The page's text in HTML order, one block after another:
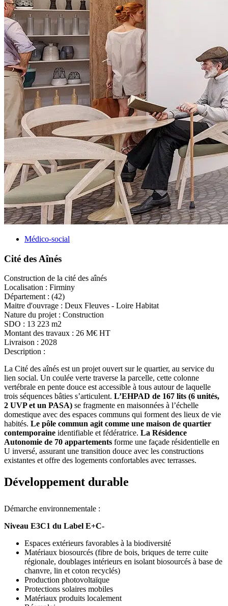
Médico-social
Cité des Aînés
Construction de la cité des aînés
Localisation : Firminy
Département : (42)
Maitre d'ouvrage : Deux Fleuves - Loire Habitat
Nature du projet : Construction
SDO : 13 223 m2
Montant des travaux : 26 M€ HT
Livraison : 2028
Description :
La Cité des aînés est un projet ouvert sur le quartier, au service du
lien social. Un coulée verte traverse la parcelle, cette colonne
vertébrale en pente douce est accessible à tous autour de laquelle
trois séquences bâties s’articulent. L’EHPAD de 167 lits (6 unités,
2 UVP et un PASA) se fragmente en maisonnées à l’échelle
domestique avec des espaces communs qui forment des lieux de vie
habités. Le pôle commun agit comme une maison de quartier
contemporaine identifiable et fédératrice. La Résidence
Autonomie de 70 appartements forme une façade résidentielle en
U inversé, assurant une transition douce avec les constructions
existantes et offre des logements confortables avec terrasses.
Développement durable
Démarche environnementale :
Niveau E3C1 du Label E+C-
Espaces extérieurs favorables à la biodiversité
Matériaux biosourcés (fibre de bois, briques de terre cuite
régionale, doublages intérieurs en isolant biosourcés à base de
chanvre, lin et coton recyclés)
Production photovoltaïque
Protections solaires mobiles
Matériaux produits localement